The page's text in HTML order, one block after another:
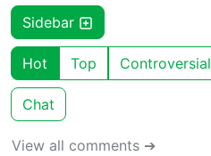
Sidebar
Hot Top Controversial
Chat
View all comments ➔